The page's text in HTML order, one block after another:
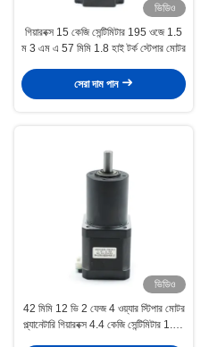
ভিডিও
গিয়ারবক্স 15 কেজি সেন্টিমিটার 195 ওজে 1.5
ম 3 এম এ 57 মিমি 1.8 হাই টর্ক স্টেপার মোটর
সেরা দাম পান
ভিডিও
42 মিমি 12 ভি 2 ফেজ 4 ওয়্যার স্টিপার মোটর
প্ল্যানেটারি গিয়ারবক্স 4.4 কেজি সেন্টিমিটার 1.78